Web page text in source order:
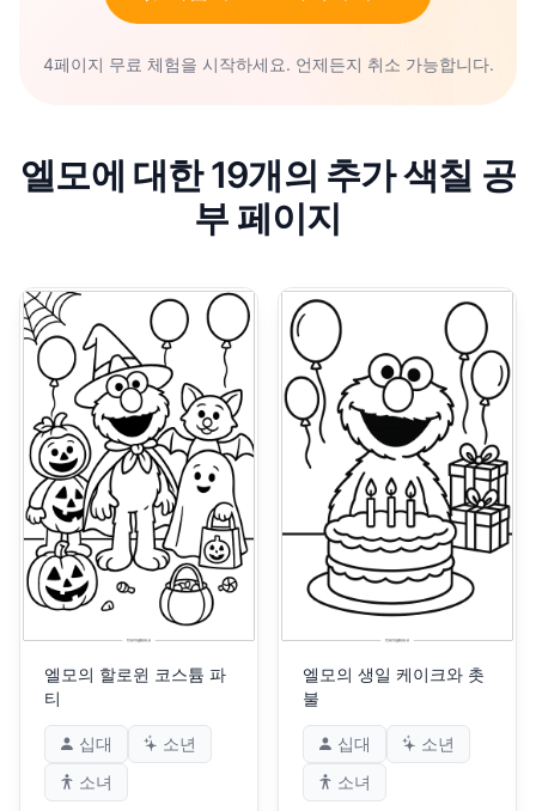
4페이지 무료 체험을 시작하세요. 언제든지 취소 가능합니다.
엘모에 대한 19개의 추가 색칠 공
부 페이지
엘모의 할로윈 코스튬 파
티
십대
소년
소녀
엘모의 생일 케이크와 촛
불
십대
소년
소녀